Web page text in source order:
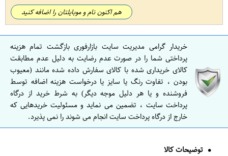
هم اکنون نام و موبایلتان را اضافه کنید
خریدار گرامی مدیریت سایت بازارفوری بازگشت تمام هزینه
پرداختی شما را در صورت عدم رضایت به دلیل عدم مطابقت
کالای خریداری شده با کالای سفارش داده شده مانند (معیوب
بودن ، تفاوت رنگ یا سایز یا درخواست هزینه اضافه توسط
فروشنده و یا هر دلیل موجه دیگر) به شرط خرید از درگاه
پرداخت سایت ، تضمین می نماید و مسئولیت خریدهایی که
خارج از درگاه پرداخت سایت انجام می شوند را نمی پذیرد.
توضیحات کالا